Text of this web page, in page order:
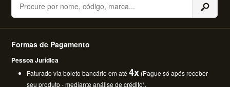
Formas de Pagamento
Pessoa Jurídica
Faturado via boleto bancário em até4x (Pague só após receber
seu produto - mediante análise de crédito).